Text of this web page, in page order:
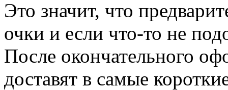
Это значит, что
очки и если что-то не
После окончательного
доставят в самые